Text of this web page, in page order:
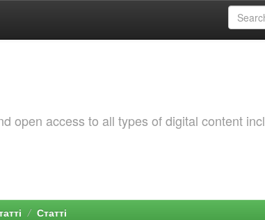
open access to all types of digital content
Статті